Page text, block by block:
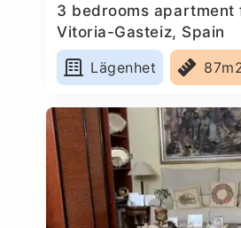
3 bedrooms apartment
Vitoria-Gasteiz, Spain
Lägenhet